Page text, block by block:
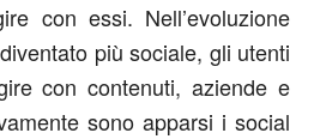
con essi. Nell’evoluzione
più sociale, gli utenti
con contenuti, aziende e
sono apparsi i social